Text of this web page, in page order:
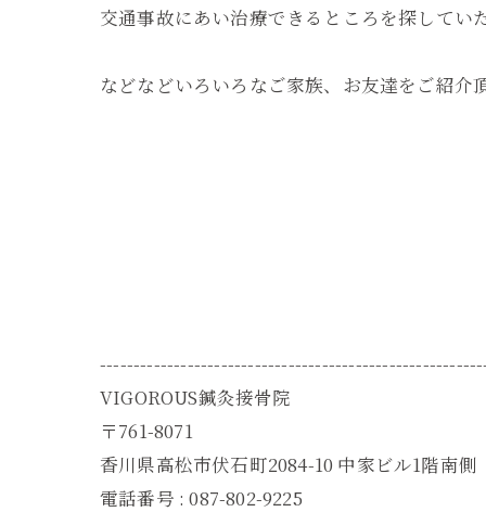
交通事故にあい治療できるところを探してい
などなどいろいろなご家族、お友達をご紹
VIGOROUS鍼灸接骨院
〒761-8071
香川県高松市伏石町2084-10 中家ビル1階南側
電話番号 : 087-802-9225